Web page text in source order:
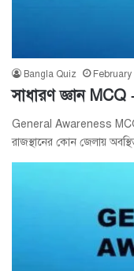
Bangla Quiz
সাধারণ জ্ঞান
General Awareness
রাজস্থানের কোন জেলায়